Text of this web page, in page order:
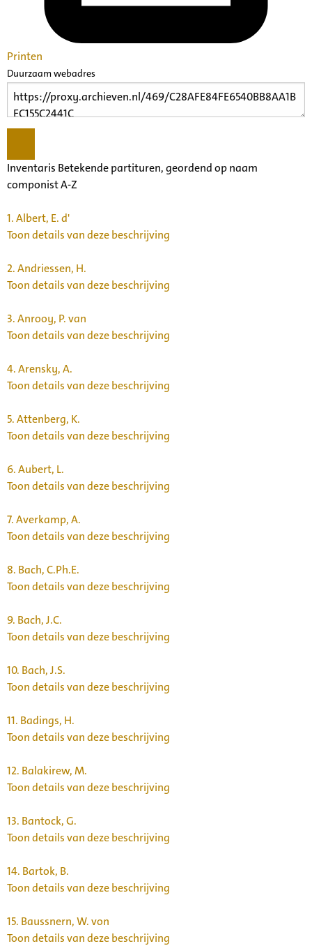
Printen
Duurzaam webadres
Inventaris Betekende partituren, geordend op naam
componist A-Z
1.Albert, E. d'
Toon details van deze beschrijving
2.Andriessen, H.
Toon details van deze beschrijving
3.Anrooy, P. van
Toon details van deze beschrijving
4.Arensky, A.
Toon details van deze beschrijving
5.Attenberg, K.
Toon details van deze beschrijving
6.Aubert, L.
Toon details van deze beschrijving
7.Averkamp, A.
Toon details van deze beschrijving
8. Bach, C.Ph.E.
Toon details van deze beschrijving
9. Bach, J.C.
Toon details van deze beschrijving
10. Bach, J.S.
Toon details van deze beschrijving
11. Badings, H.
Toon details van deze beschrijving
12. Balakirew, M.
Toon details van deze beschrijving
13. Bantock, G.
Toon details van deze beschrijving
14. Bartok, B.
Toon details van deze beschrijving
15. Baussnern, W. von
Toon details van deze beschrijving